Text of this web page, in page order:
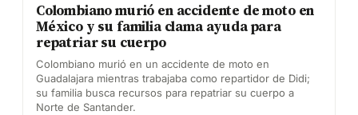
Colombiano murió en accidente de moto en
México y su familia clama ayuda para
repatriar su cuerpo
Colombiano murió en un accidente de moto en
Guadalajara mientras trabajaba como repartidor de Didi;
su familia busca recursos para repatriar su cuerpo a
Norte de Santander.